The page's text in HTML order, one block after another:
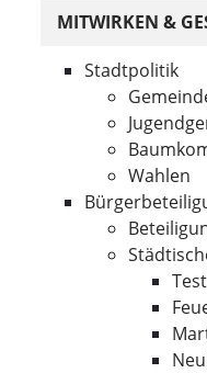
MITWIRKEN &
Stadtpolitik
Wahlen